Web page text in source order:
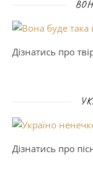
Дізнатись про
Дізнатись про